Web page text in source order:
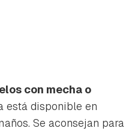
con mecha o
está disponible en
Se aconsejan para